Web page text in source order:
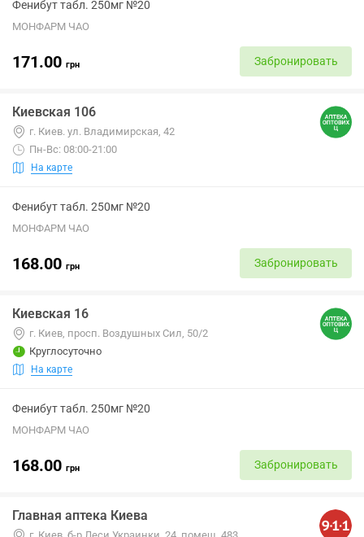
Фенибут табл. 250мг №20
МОНФАРМ ЧАО
171.00 грн Забронировать
Киевская 106
г. Киев. ул. Владимирская, 42
Пн-Вс: 08:00-21:00
На карте
Фенибут табл. 250мг №20
МОНФАРМ ЧАО
168.00 грн Забронировать
Киевская 16
г. Киев, просп. Воздушных Сил, 50/2
Круглосуточно
На карте
Фенибут табл. 250мг №20
МОНФАРМ ЧАО
168.00 грн Забронировать
Главная аптека Киева